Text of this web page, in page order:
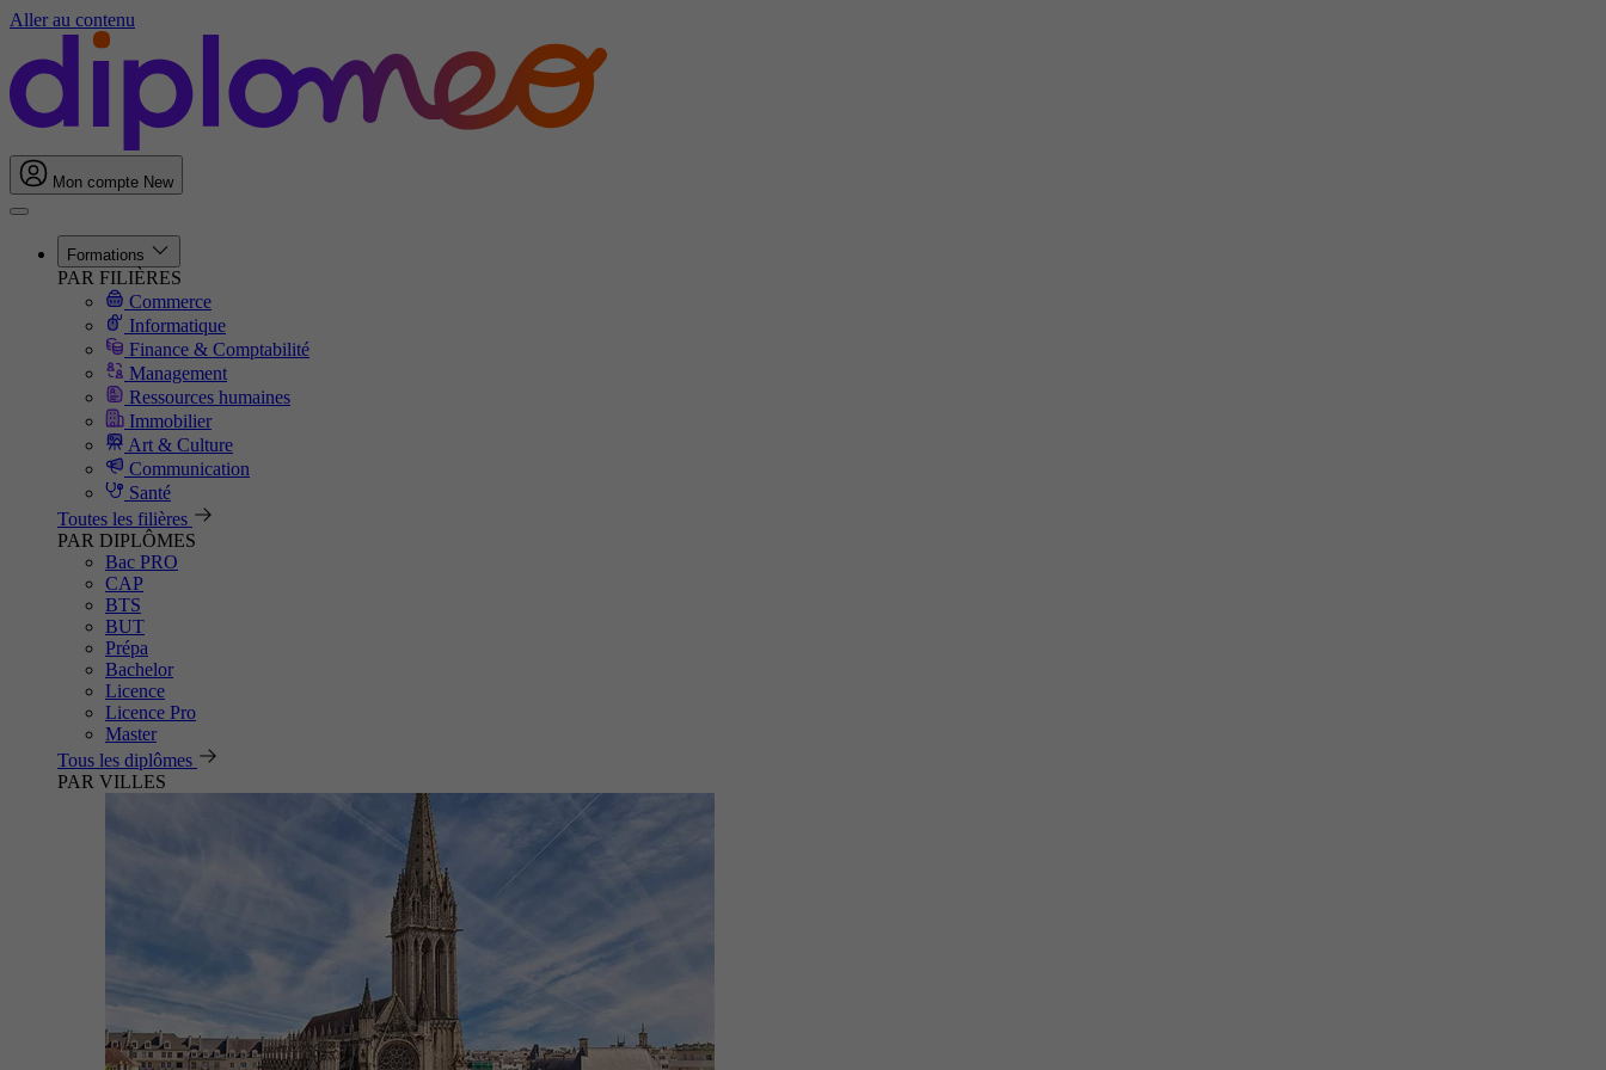
Aller au contenu
Mon compte New
Formations
PAR FILIÈRES
Commerce
Informatique
Finance & Comptabilité
Management
Ressources humaines
Immobilier
Art & Culture
Communication
Santé
Toutes les filières
PAR DIPLÔMES
Bac PRO
CAP
BTS
BUT
Prépa
Bachelor
Licence
Licence Pro
Master
Tous les diplômes
PAR VILLES